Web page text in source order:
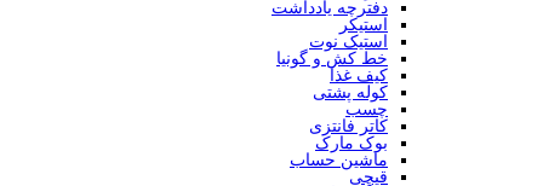
دفترچه یادداشت
استیکر
استیک نوت
خط کش و گونیا
کیف غذا
کوله پشتی
چسب
کاتر فانتزی
بوک مارک
ماشین حساب
قیچی